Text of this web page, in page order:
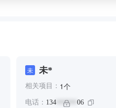
未 未*
相关项目： 1个
电话： 134 ****** 06